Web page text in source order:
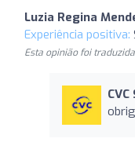
Luzia Regina
Experiência positiva:
Esta opinião foi